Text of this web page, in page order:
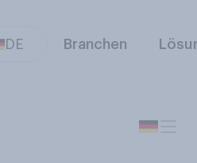
DE Branchen